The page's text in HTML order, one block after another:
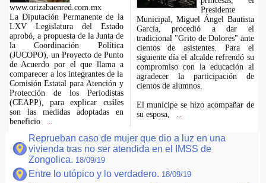
www.orizabaenred.com.mx
La Diputación Permanente de la
LXV Legislatura del Estado
aprobó, a propuesta de la Junta de
la Coordinación Política
(JUCOPO), un Proyecto de Punto
de Acuerdo por el que llama a
comparecer a los integrantes de la
Comisión Estatal para Atención y
Protección de los Periodistas
(CEAPP), para explicar cuáles
son las medidas adoptadas en
beneficio
Presidente
Municipal, Miguel Ángel Bautista
García, procedió a dar el
tradicional "Grito de Dolores" ante
cientos de asistentes. Para el
siguiente día el alcalde refrendó su
compromiso con la educación al
agradecer la participación de
cientos de alumnos.
El munícipe se hizo acompañar de
su esposa,
Reprueban caso de mujer que dio a luz en una
vivienda tras no ser atendida en el IMSS de
Zongolica. 18/09/19
Entre lo utópico y lo verdadero. 18/09/19